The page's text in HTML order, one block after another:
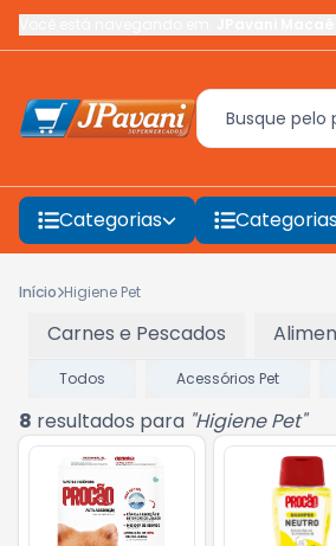
Categorias
Início Higiene Pet
Carnes e Pescados
Todos Acessórios Pet
8 resultados para "Higiene Pet"